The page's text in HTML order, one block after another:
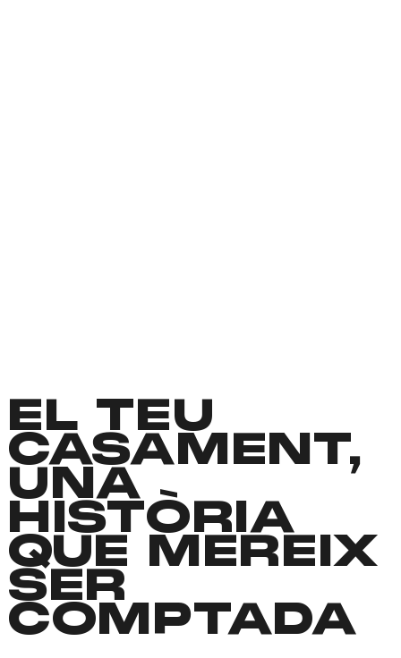
EL TEU
CASAMENT,
UNA
HISTÒRIA
QUE MEREIX
SER
COMPTADA